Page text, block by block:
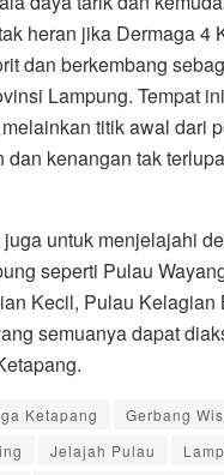
heran jika Dermaga 4
dan berkembang
Lampung. Tempat
titik awal dari
dan kenangan tak
untuk menjelajahi
seperti Pulau
Kecil, Pulau Kelagian
semuanya dapat
Ketapang
Gerbang
Jelajah Pulau